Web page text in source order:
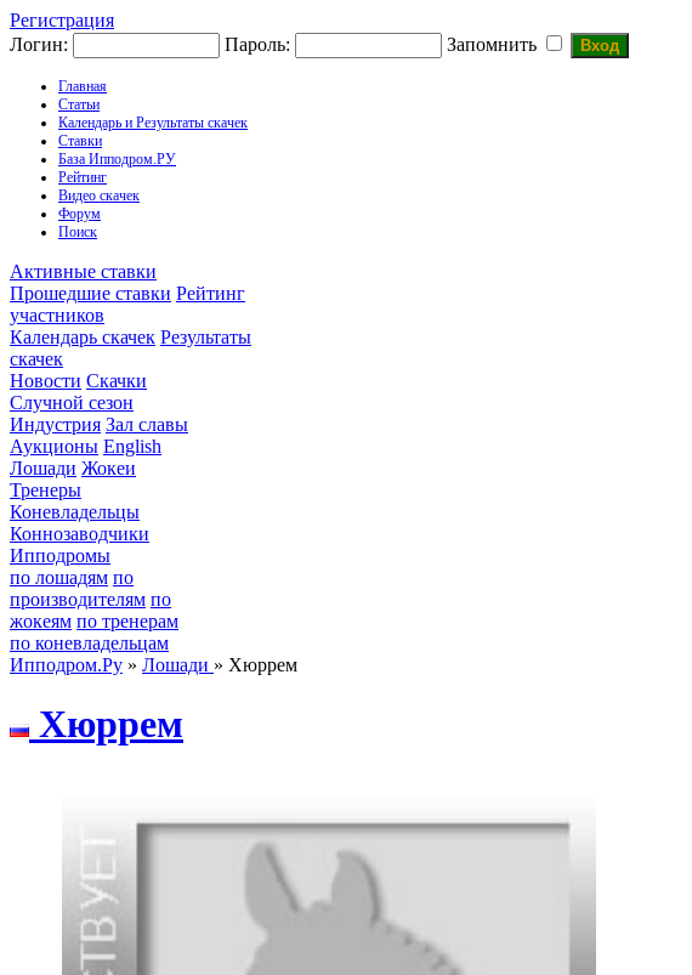
Регистрация
Логин:
Пароль: Запомнить
Главная
Статьи
Календарь и Результаты скачек
Ставки
База Ипподром.РУ
Рейтинг
Видео скачек
Форум
Поиск
Активные ставки
Прошедшие ставки Рейтинг
участников
Календарь скачек Результаты
скачек
Новости Скачки
Случной сезон
Индустрия Зал славы
Аукционы English
Лошади Жокеи
Тренеры
Коневладельцы
Коннозаводчики
Ипподромы
по лошадям по
производителям по
жокеям по тренерам
по коневладельцам
Ипподром.Ру » Лошади » Хюррем
Xюppем